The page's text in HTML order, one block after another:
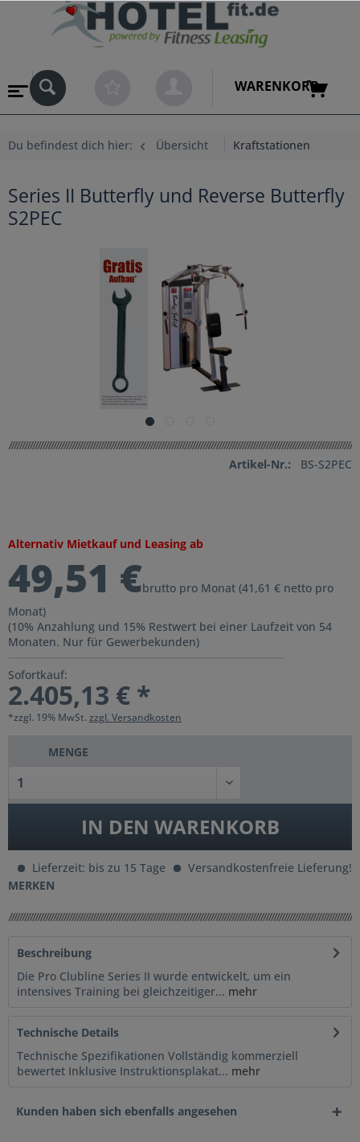
WARENKORB
Du befindest dich hier: Übersicht Kraftstationen
Series II Butterfly und Reverse Butterfly
S2PEC
Artikel-Nr.: BS-S2PEC
Alternativ Mietkauf und Leasing ab
49,51 €brutto pro Monat (41,61 € netto pro
Monat)
(10% Anzahlung und 15% Restwert bei einer Laufzeit von 54
Monaten. Nur für Gewerbekunden)
Sofortkauf:
2.405,13 € *
*zzgl. 19% MwSt. zzgl. Versandkosten
MENGE
IN DEN WARENKORB
Versandkostenfreie Lieferung!
Lieferzeit: bis zu 15 Tage
MERKEN
Beschreibung
Die Pro Clubline Series II wurde entwickelt, um ein
intensives Training bei gleichzeitiger... mehr
Technische Details
Technische Spezifikationen Vollständig kommerziell
bewertet Inklusive Instruktionsplakat... mehr
Kunden haben sich ebenfalls angesehen